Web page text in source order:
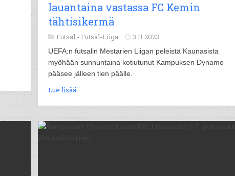
lauantaina vastassa FC Kemin
tähtisikermä
Futsal - Futsal-Liiga 3.11.2023
UEFA:n futsalin Mestarien Liigan peleistä Kaunasista
myöhään sunnuntaina kotiutunut Kampuksen Dynamo
pääsee jälleen tien päälle.
Lue lisää